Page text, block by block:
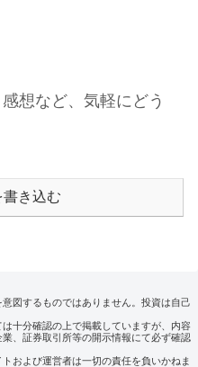
感想など、気軽にどう
書き込む
図するものではありません。投資は自己
十分確認の上で掲載していますが、内容
、証券取引所等の開示情報にて必ず確認
および運営者は一切の責任を負いかねま